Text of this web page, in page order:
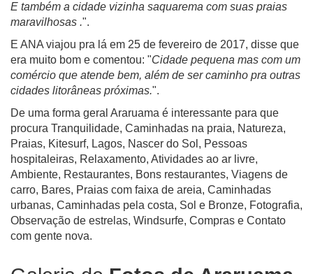
E também a cidade vizinha saquarema com suas praias
maravilhosas .".
E ANA viajou pra lá em 25 de fevereiro de 2017, disse que
era muito bom e comentou: "Cidade pequena mas com um
comércio que atende bem, além de ser caminho pra outras
cidades litorâneas próximas.".
De uma forma geral Araruama é interessante para que
procura Tranquilidade, Caminhadas na praia, Natureza,
Praias, Kitesurf, Lagos, Nascer do Sol, Pessoas
hospitaleiras, Relaxamento, Atividades ao ar livre,
Ambiente, Restaurantes, Bons restaurantes, Viagens de
carro, Bares, Praias com faixa de areia, Caminhadas
urbanas, Caminhadas pela costa, Sol e Bronze, Fotografia,
Observação de estrelas, Windsurfe, Compras e Contato
com gente nova.